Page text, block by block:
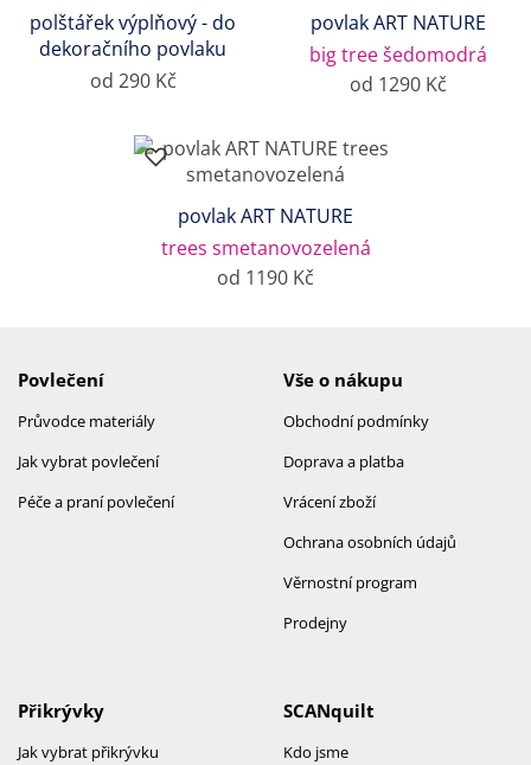
polštářek výplňový - do
dekoračního povlaku
od 290 Kč
povlak ART NATURE
big tree šedomodrá
od 1290 Kč
povlak ART NATURE
trees smetanovozelená
od 1190 Kč
Povlečení
Průvodce materiály
Jak vybrat povlečení
Péče a praní povlečení
Vše o nákupu
Obchodní podmínky
Doprava a platba
Vrácení zboží
Ochrana osobních údajů
Věrnostní program
Prodejny
SCANquilt
Kdo jsme
Přikrývky
Jak vybrat přikrývku